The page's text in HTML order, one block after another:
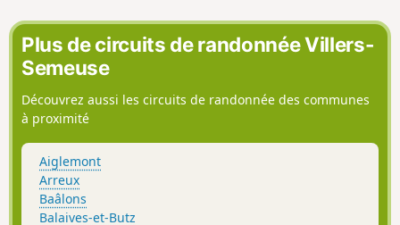
Plus de circuits de randonnée Villers-
Semeuse
Découvrez aussi les circuits de randonnée des communes
à proximité
Aiglemont
Arreux
Baâlons
Balaives-et-Butz